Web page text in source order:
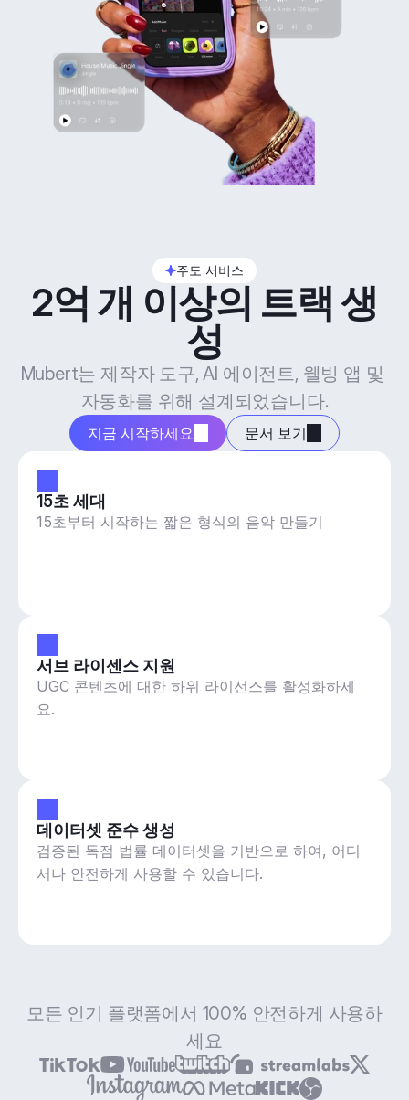
주도 서비스
2억 개 이상의 트랙 생
성
Mubert는 제작자 도구, AI 에이전트, 웰빙 앱 및
자동화를 위해 설계되었습니다.
지금 시작하세요 문서 보기
15초 세대
15초부터 시작하는 짧은 형식의 음악 만들기
서브 라이센스 지원
UGC 콘텐츠에 대한 하위 라이선스를 활성화하세
요.
데이터셋 준수 생성
검증된 독점 법률 데이터셋을 기반으로 하여, 어디
서나 안전하게 사용할 수 있습니다.
모든 인기 플랫폼에서 100% 안전하게 사용하
세요